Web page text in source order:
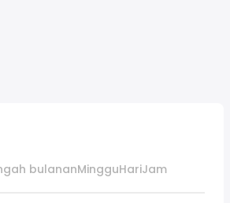
bulananMingguHariJam